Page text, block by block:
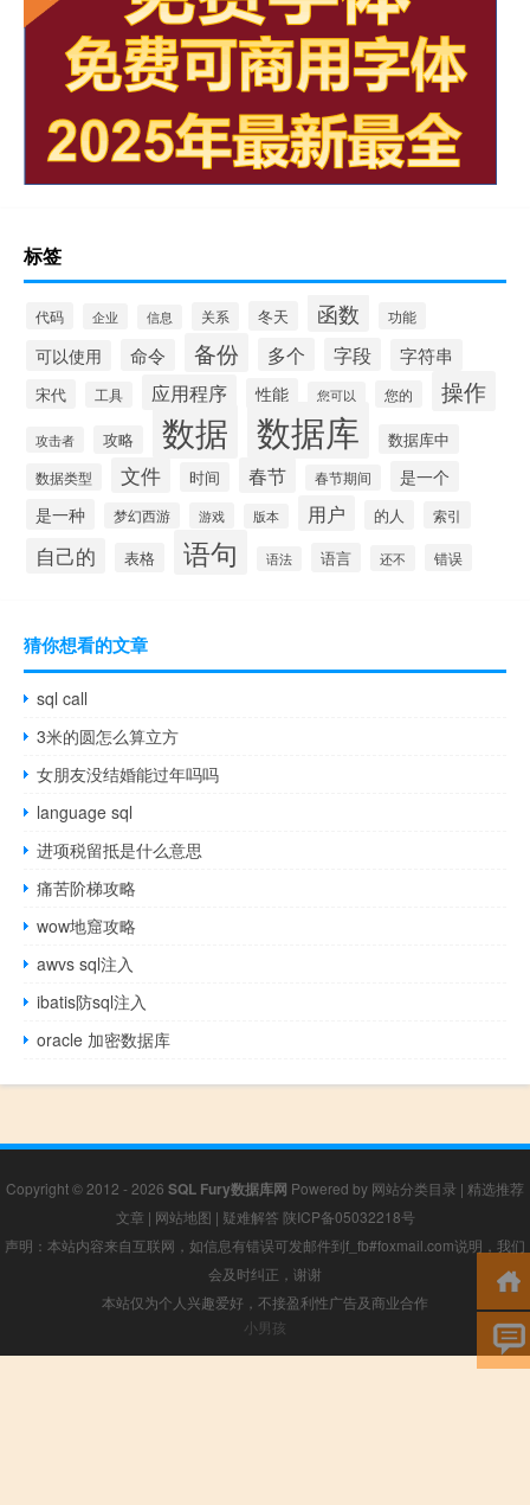
标签
代码 企业 信息 关系 冬天 函数 功能
可以使用 命令 备份 多个 字段 字符串
宋代 工具 应用程序 性能 您可以 您的 操作
攻击者 攻略 数据 数据库 数据库中
数据类型 文件 时间 春节 春节期间
是一个
是一种
梦幻西游 游戏 版本 用户 的人 索引
自己的 表格 语句 语法 语言 还不 错误
猜你想看的文章
sql call
3米的圆怎么算立方
女朋友没结婚能过年吗吗
language sql
进项税留抵是什么意思
痛苦阶梯攻略
wow地窟攻略
awvs sql注入
ibatis防sql注入
oracle 加密数据库
Copyright © 2012 - 2026 SQL Fury数据库网 Powered by 网站分类目录 | 精选推荐
文章 | 网站地图 | 疑难解答 陕ICP备05032218号
声明：本站内容来自互联网，如信息有错误可发邮件到f_fb#foxmail.com说明，我们
会及时纠正，谢谢
本站仅为个人兴趣爱好，不接盈利性广告及商业合作
小男孩